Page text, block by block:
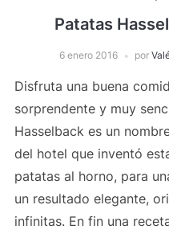
Patatas
6 enero 2016 por
Disfruta una buena
sorprendente y muy
Hasselback es un
del hotel que inventó
patatas al horno, para
un resultado elegante,
infinitas. En fin una